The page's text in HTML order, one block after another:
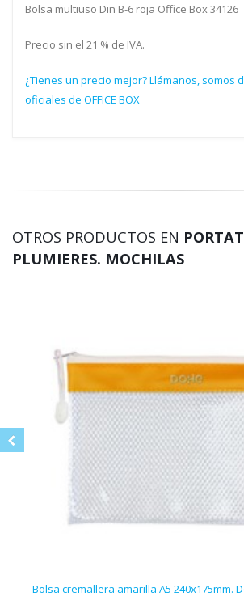
Bolsa multiuso Din B-6 roja Office Box 34126
Precio sin el 21 % de IVA.
¿Tienes un precio mejor? Llámanos, somos
oficiales de OFFICE BOX
OTROS PRODUCTOS EN
PLUMIERES. MOCHILAS
Bolsa cremallera amarilla A5 240x175mm.